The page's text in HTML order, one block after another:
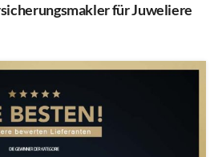
für Juweliere